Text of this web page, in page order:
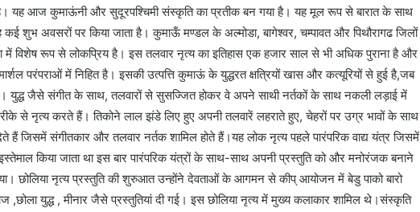
यह आज कुमाऊंनी और सुदूरपश्चिमी संस्कृति का प्रतीक बन गया है। यह मूल रूप से बारात के साथ
शुभ अवसरों पर किया जाता है। कुमाऊँ मण्डल के अल्मोडा, बागेश्वर, चम्पावत और पिथौरागढ जिलों
में विशेष रूप से लोकप्रिय है। इस तलवार नृत्य का इतिहास एक हजार साल से भी अधिक पुराना है और
परंपराओं में निहित है। इसकी उत्पत्ति कुमाऊं के युद्धरत क्षत्रियों खास और कत्यूरियों से हुई है,जब
युद्ध जैसे संगीत के साथ, तलवारों से सुसज्जित होकर वे अपने साथी नर्तकों के साथ नकली लड़ाई में
से नृत्य करते हैं। तिकोने लाल झंडे लिए हुए अपनी तलवारें लहराते हुए, चेहरों पर उग्र भावों के साथ
हैं जिसमें संगीतकार और तलवार नर्तक शामिल होते हैं।यह लोक नृत्य पहले पारंपरिक वाद्य यंत्र जिसमें
किया जाता था इस बार पारंपरिक यंत्रों के साथ-साथ अपनी प्रस्तुति को और मनोरंजक बनाने
छोलिया नृत्य प्रस्तुति की शुरुआत उन्होंने देवताओं के आगमन से कीप् आयोजन में बेडु पाको बारो
,छोला युद्ध , मीनार जैसे प्रस्तुतियां दी गई। इस छोलिया नृत्य में मुख्य कलाकार शामिल थे।संस्कृति